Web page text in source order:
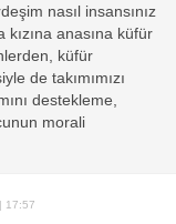
nasıl insansınız
anasına küfür
küfür
de takımımızı
destekleme,
morali
17:57